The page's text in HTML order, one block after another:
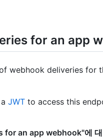
for an app
webhook deliveries for
JWT to access this
for an app webhook"에 대